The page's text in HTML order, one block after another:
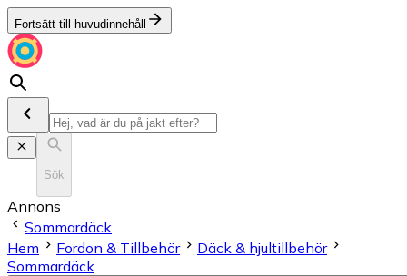
Fortsätt till huvudinnehåll
Sök
Annons
Sommardäck
Hem
Fordon & Tillbehör
Däck & hjultillbehör
Sommardäck